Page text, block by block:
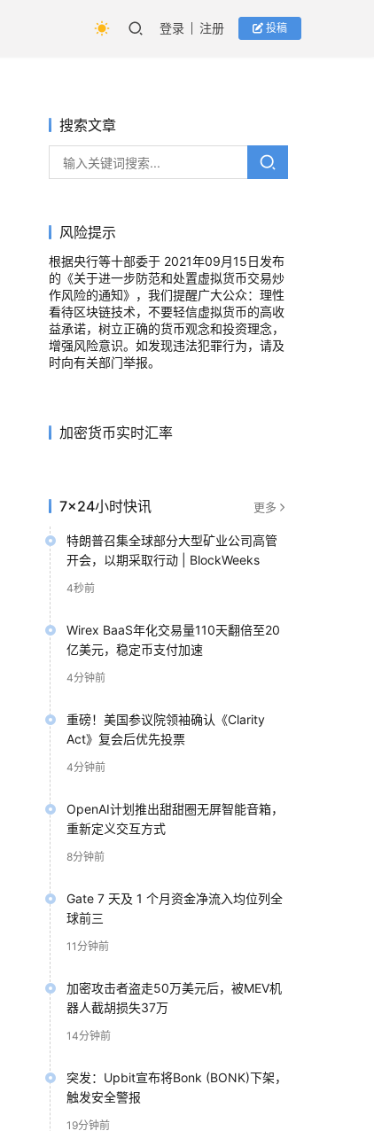
登录 注册 投稿
搜索文章
风险提示
根据央行等十部委于 2021年09月15日发布
的《关于进一步防范和处置虚拟货币交易炒
作风险的通知》，我们提醒广大公众：理性
看待区块链技术，不要轻信虚拟货币的高收
益承诺，树立正确的货币观念和投资理念，
增强风险意识。如发现违法犯罪行为，请及
时向有关部门举报。
加密货币实时汇率
7×24小时快讯 更多
特朗普召集全球部分大型矿业公司高管
开会，以期采取行动 | BlockWeeks
4秒前
Wirex BaaS年化交易量110天翻倍至20
亿美元，稳定币支付加速
4分钟前
重磅！美国参议院领袖确认《Clarity
Act》复会后优先投票
4分钟前
OpenAI计划推出甜甜圈无屏智能音箱，
重新定义交互方式
8分钟前
Gate 7 天及 1 个月资金净流入均位列全
球前三
11分钟前
加密攻击者盗走50万美元后，被MEV机
器人截胡损失37万
14分钟前
突发：Upbit宣布将Bonk (BONK)下架，
触发安全警报
19分钟前